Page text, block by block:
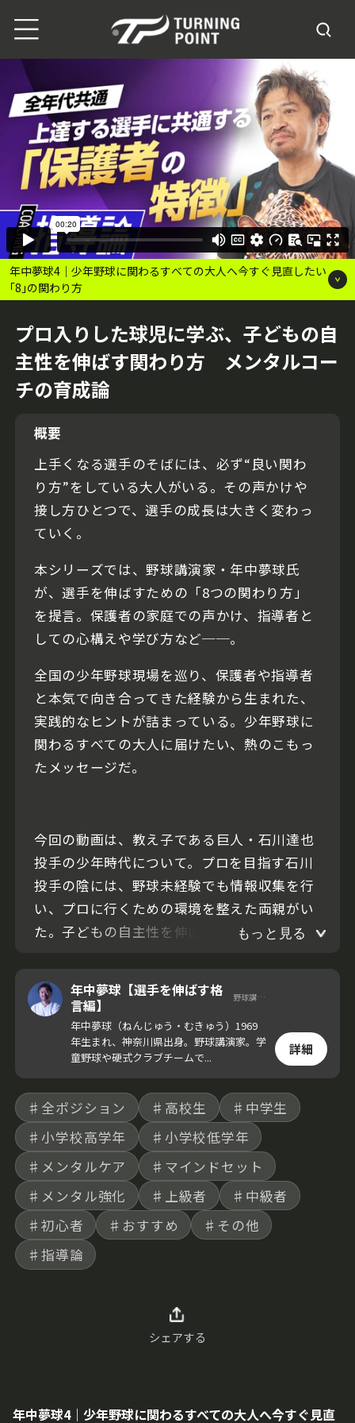
年中夢球4｜少年野球に関わるすべての大人へ今すぐ見直したい
｢8｣の関わり方
プロ入りした球児に学ぶ、子どもの自
主性を伸ばす関わり方 メンタルコー
チの育成論
概要
上手くなる選手のそばには、必ず“良い関わ
り方”をしている大人がいる。その声かけや
接し方ひとつで、選手の成長は大きく変わっ
ていく。
本シリーズでは、野球講演家・年中夢球氏
が、選手を伸ばすための「8つの関わり方」
を提言。保護者の家庭での声かけ、指導者と
しての心構えや学び方など──。
全国の少年野球現場を巡り、保護者や指導者
と本気で向き合ってきた経験から生まれた、
実践的なヒントが詰まっている。少年野球に
関わるすべての大人に届けたい、熱のこもっ
たメッセージだ。
今回の動画は、教え子である巨人・石川達也
投手の少年時代について。プロを目指す石川
投手の陰には、野球未経験でも情報収集を行
い、プロに行くための環境を整えた両親がい
た。子どもの自主性を伸ばすための大人の関
もっと見る
年中夢球【選手を伸ばす格
言編】
野球講演家
年中夢球（ねんじゅう・むきゅう）1969
年生まれ、神奈川県出身。野球講演家。学
童野球や硬式クラブチームで...
詳細
♯全ポジション ♯高校生
♯中学生
♯小学校高学年
♯小学校低学年
♯メンタルケア
♯マインドセット
♯メンタル強化
♯上級者
♯中級者
♯初心者
♯おすすめ
♯その他
♯指導論
シェアする
年中夢球4｜少年野球に関わるすべての大人へ今すぐ見直